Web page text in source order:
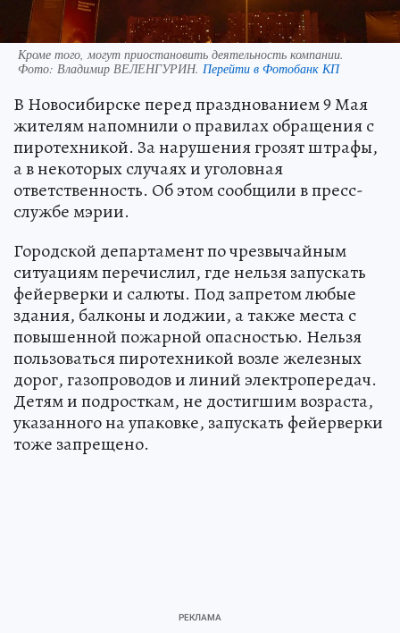
Кроме того, могут приостановить деятельность компании.
Фото: Владимир ВЕЛЕНГУРИН. Перейти в Фотобанк КП
В Новосибирске перед празднованием 9 Мая
жителям напомнили о правилах обращения с
пиротехникой. За нарушения грозят штрафы,
а в некоторых случаях и уголовная
ответственность. Об этом сообщили в пресс-
службе мэрии.
Городской департамент по чрезвычайным
ситуациям перечислил, где нельзя запускать
фейерверки и салюты. Под запретом любые
здания, балконы и лоджии, а также места с
повышенной пожарной опасностью. Нельзя
пользоваться пиротехникой возле железных
дорог, газопроводов и линий электропередач.
Детям и подросткам, не достигшим возраста,
указанного на упаковке, запускать фейерверки
тоже запрещено.